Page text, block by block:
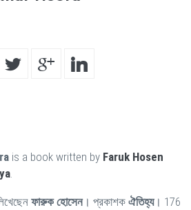
is a book written by Faruk Hosen
ফারুক হোসেন। প্রকাশক ঐতিহ্য। 176